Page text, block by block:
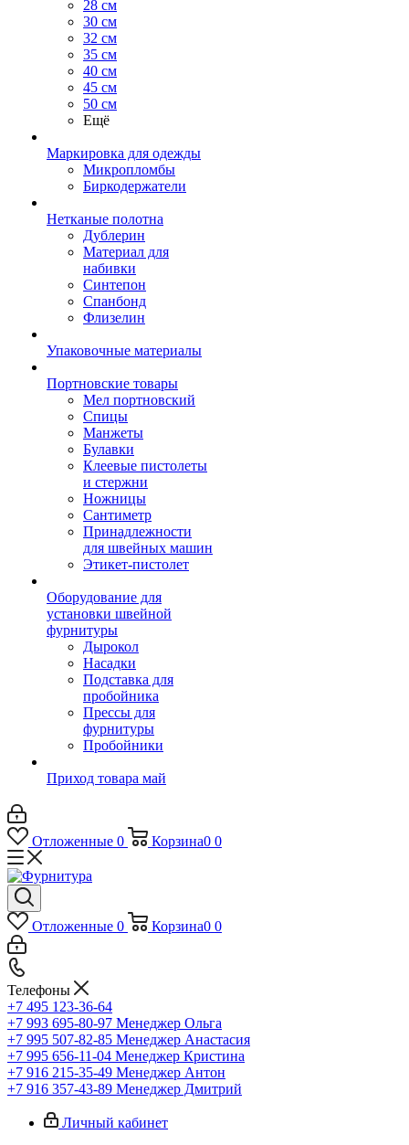
28 см
30 см
32 см
35 см
40 см
45 см
50 см
Ещё
Маркировка для одежды
Микропломбы
Биркодержатели
Нетканые полотна
Дублерин
Материал для
набивки
Синтепон
Спанбонд
Флизелин
Упаковочные материалы
Портновские товары
Мел портновский
Спицы
Манжеты
Булавки
Клеевые пистолеты
и стержни
Ножницы
Сантиметр
Принадлежности
для швейных машин
Этикет-пистолет
Оборудование для
установки швейной
фурнитуры
Дырокол
Насадки
Подставка для
пробойника
Прессы для
фурнитуры
Пробойники
Приход товара май
Отложенные 0 Корзина0 0
Отложенные 0 Корзина0 0
Телефоны
+7 495 123-36-64
+7 993 695-80-97 Менеджер Ольга
+7 995 507-82-85 Менеджер Анастасия
+7 995 656-11-04 Менеджер Кристина
+7 916 215-35-49 Менеджер Антон
+7 916 357-43-89 Менеджер Дмитрий
Личный кабинет